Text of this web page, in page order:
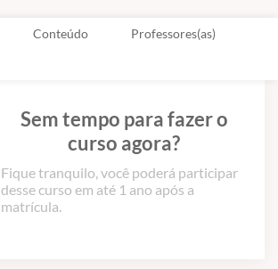
Conteúdo Professores(as)
Sem tempo para fazer o
curso agora?
Fique tranquilo, você poderá participar
desse curso em até 1 ano após a
matrícula.